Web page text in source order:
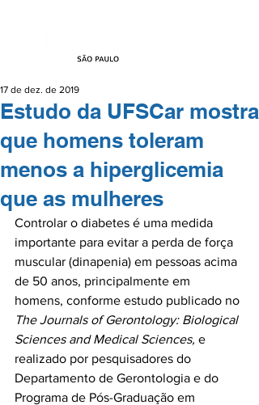
Estudo da UFSCar mostra
que homens toleram
menos a hiperglicemia
que as mulheres
17 de dez. de 2019
Controlar o diabetes é uma medida
importante para evitar a perda de força
muscular (dinapenia) em pessoas acima
de 50 anos, principalmente em
homens, conforme estudo publicado no
The Journals of Gerontology: Biological
Sciences and Medical Sciences, e
realizado por pesquisadores do
Departamento de Gerontologia e do
Programa de Pós-Graduação em